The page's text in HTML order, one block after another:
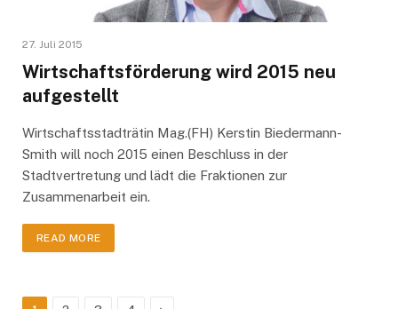
27. Juli 2015
Wirtschaftsförderung wird 2015 neu
aufgestellt
Wirtschaftsstadträtin Mag.(FH) Kerstin Biedermann-
Smith will noch 2015 einen Beschluss in der
Stadtvertretung und lädt die Fraktionen zur
Zusammenarbeit ein.
READ MORE